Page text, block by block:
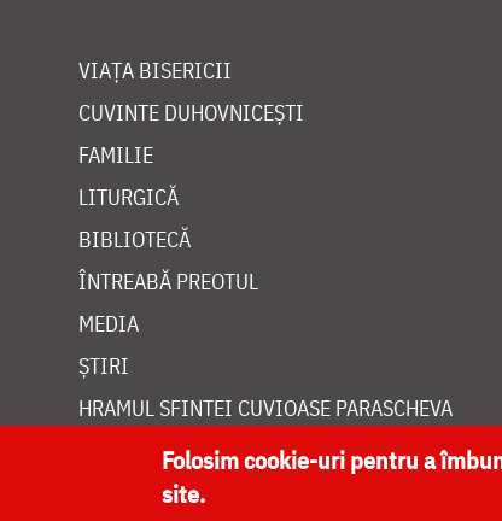
VIAȚA BISERICII
CUVINTE DUHOVNICEȘTI
FAMILIE
LITURGICĂ
BIBLIOTECĂ
ÎNTREABĂ PREOTUL
MEDIA
ȘTIRI
HRAMUL SFINTEI CUVIOASE PARASCHEVA
Folosim cookie-uri pentru a
site.